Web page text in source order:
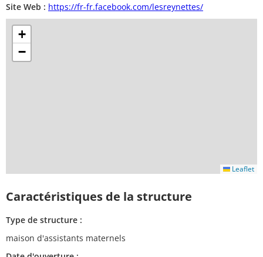
Site Web : https://fr-fr.facebook.com/lesreynettes/
+
−
Leaflet
Caractéristiques de la structure
Type de structure :
maison d'assistants maternels